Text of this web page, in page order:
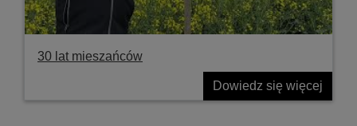
30 lat mieszańców
Dowiedz się więcej